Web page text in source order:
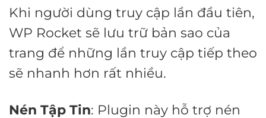
Khi người dùng truy cập lần đầu tiên,
WP Rocket sẽ lưu trữ bản sao của
trang để những lần truy cập tiếp theo
sẽ nhanh hơn rất nhiều.
Nén Tập Tin: Plugin này hỗ trợ nén